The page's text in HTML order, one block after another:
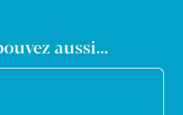
aussi...